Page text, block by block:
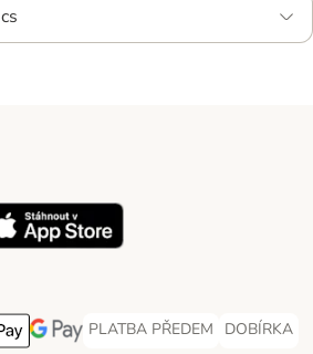
Method
Method
pay Payment Method
GooglePay Payment Method
PLATBA PŘEDEM
PLATBA PŘEDEM Payment
DOBÍRKA
DOBÍRKA